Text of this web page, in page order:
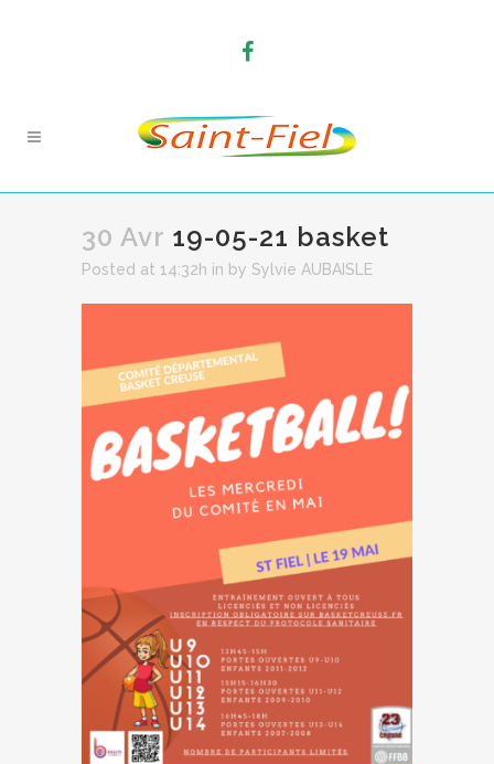
30 Avr 19-05-21 basket
Posted at 14:32h in by Sylvie AUBAISLE